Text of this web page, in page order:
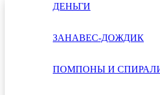
ДЕНЬГИ
ЗАНАВЕС-ДОЖДИК
ПОМПОНЫ И